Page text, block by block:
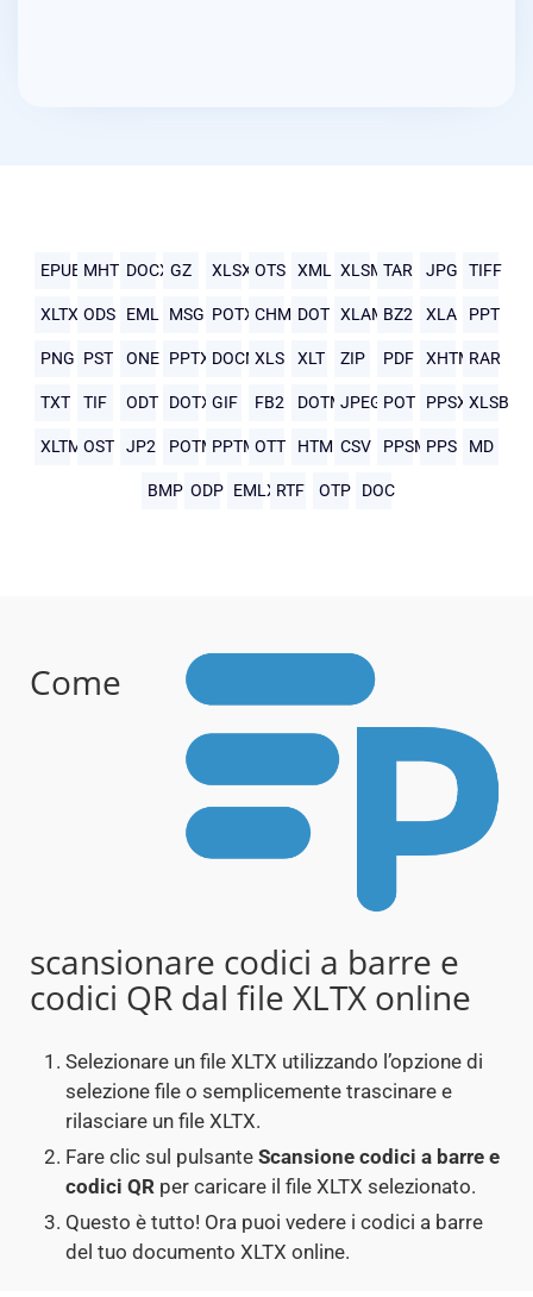
EPUB MHTMLDOCXGZ XLSX OTS XML XLSMTAR JPG TIFF
XLTX ODS EML MSG POTXCHM DOT XLAMBZ2 XLA PPT
PNG PST ONE PPTX DOCMXLS XLT ZIP PDF XHTMLRAR
TXT TIF ODT DOTXGIF FB2 DOTMJPEG POT PPSX XLSB
XLTM OST JP2 POTMPPTMOTT HTMLCSV PPSMPPS MD
BMP ODP EMLXRTF OTP DOC
Come
scansionare codici a barre e
codici QR dal file XLTX online
Selezionare un file XLTX utilizzando l’opzione di
selezione file o semplicemente trascinare e
rilasciare un file XLTX.
Fare clic sul pulsante Scansione codici a barre e
codici QR per caricare il file XLTX selezionato.
Questo è tutto! Ora puoi vedere i codici a barre
del tuo documento XLTX online.